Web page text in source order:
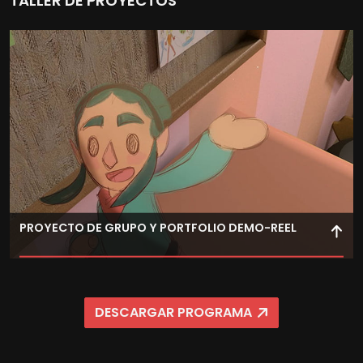
PROYECTO DE GRUPO Y PORTFOLIO DEMO-REEL
trabajo de un estudio para realizar planos
progresivamente más complejos en animación 2D que
conformen tu demo-reel como animador 2D para dar el
DESCARGAR PROGRAMA